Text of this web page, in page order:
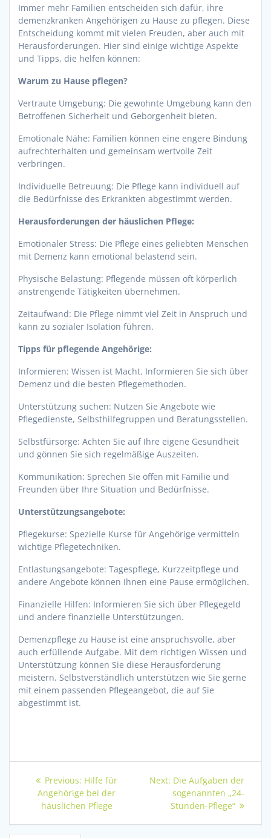
Immer mehr Familien entscheiden sich dafür, ihre
demenzkranken Angehörigen zu Hause zu pflegen. Diese
Entscheidung kommt mit vielen Freuden, aber auch mit
Herausforderungen. Hier sind einige wichtige Aspekte
und Tipps, die helfen können:
Warum zu Hause pflegen?
Vertraute Umgebung: Die gewohnte Umgebung kann den
Betroffenen Sicherheit und Geborgenheit bieten.
Emotionale Nähe: Familien können eine engere Bindung
aufrechterhalten und gemeinsam wertvolle Zeit
verbringen.
Individuelle Betreuung: Die Pflege kann individuell auf
die Bedürfnisse des Erkrankten abgestimmt werden.
Herausforderungen der häuslichen Pflege:
Emotionaler Stress: Die Pflege eines geliebten Menschen
mit Demenz kann emotional belastend sein.
Physische Belastung: Pflegende müssen oft körperlich
anstrengende Tätigkeiten übernehmen.
Zeitaufwand: Die Pflege nimmt viel Zeit in Anspruch und
kann zu sozialer Isolation führen.
Tipps für pflegende Angehörige:
Informieren: Wissen ist Macht. Informieren Sie sich über
Demenz und die besten Pflegemethoden.
Unterstützung suchen: Nutzen Sie Angebote wie
Pflegedienste, Selbsthilfegruppen und Beratungsstellen.
Selbstfürsorge: Achten Sie auf Ihre eigene Gesundheit
und gönnen Sie sich regelmäßige Auszeiten.
Kommunikation: Sprechen Sie offen mit Familie und
Freunden über Ihre Situation und Bedürfnisse.
Unterstützungsangebote:
Pflegekurse: Spezielle Kurse für Angehörige vermitteln
wichtige Pflegetechniken.
Entlastungsangebote: Tagespflege, Kurzzeitpflege und
andere Angebote können Ihnen eine Pause ermöglichen.
Finanzielle Hilfen: Informieren Sie sich über Pflegegeld
und andere finanzielle Unterstützungen.
Demenzpflege zu Hause ist eine anspruchsvolle, aber
auch erfüllende Aufgabe. Mit dem richtigen Wissen und
Unterstützung können Sie diese Herausforderung
meistern. Selbstverständlich unterstützen wie Sie gerne
mit einem passenden Pflegeangebot, die auf Sie
abgestimmt ist.
Beitragsnavigation
Previous: Previous
post:
Hilfe für
Angehörige bei der
häuslichen Pflege
Next: Next
post:
Die Aufgaben der
sogenannten „24-
Stunden-Pflege“